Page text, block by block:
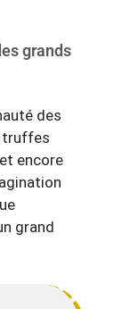
grands
des
truffes
encore
grand